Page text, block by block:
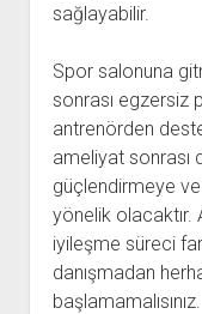
sağlayabilir.
Spor salonuna
sonrası egzersiz
antrenörden
ameliyat sonrası
güçlendirmeye
yönelik olacaktır.
iyileşme süreci
danışmadan
başlamamalısınız.